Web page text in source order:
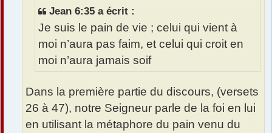
Jean 6:35 a écrit :
Je suis le pain de vie ; celui qui vient à
moi n’aura pas faim, et celui qui croit en
moi n’aura jamais soif
Dans la première partie du discours, (versets
26 à 47), notre Seigneur parle de la foi en lui
en utilisant la métaphore du pain venu du